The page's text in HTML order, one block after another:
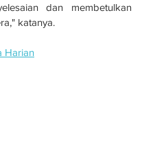
dan membetulkan
katanya.
Harian